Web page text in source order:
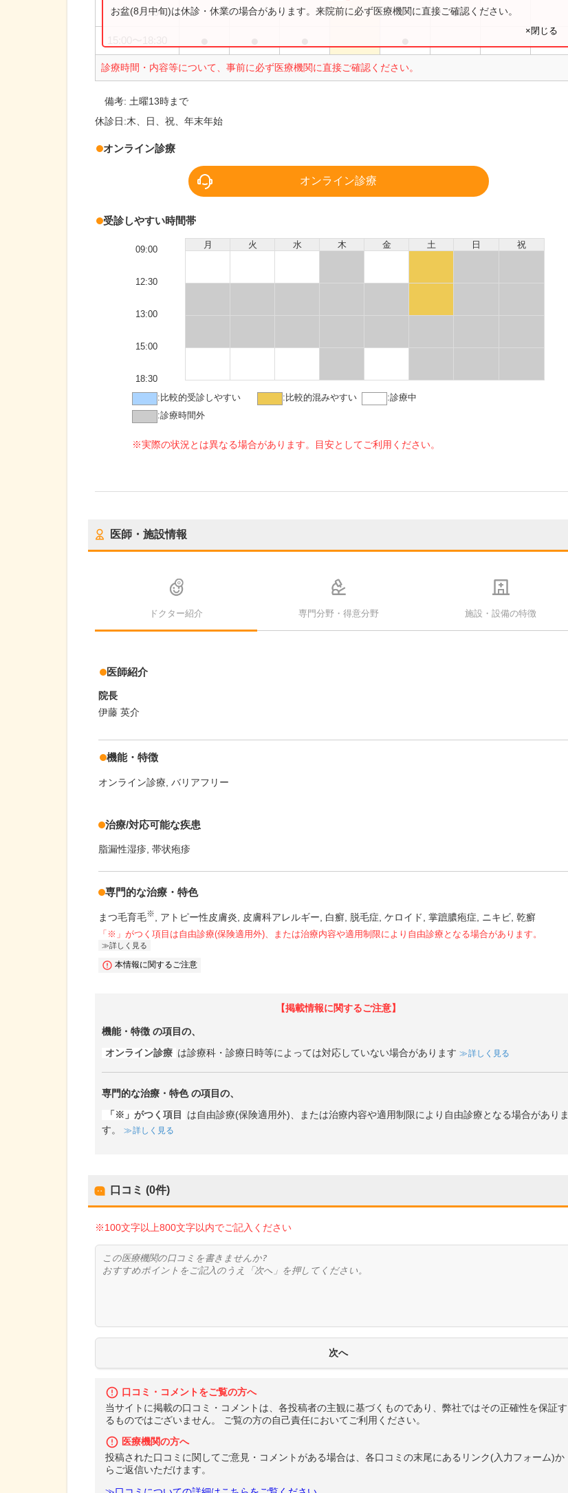
9:00〜13:00 ●
診療時間・内容等について、事前に必ず医療機関に直接ご確認ください。
お盆(8月中旬)は休診・休業の場合があります。来院前に必ず医療機関に直接ご確認ください。
×閉じる
備考: 土曜13時まで
休診日:木、日、祝、年末年始
オンライン診療
オンライン診療
受診しやすい時間帯
月 火 水 木 金 土 日 祝
09:00
12:30
13:00
15:00
18:30
: 比較的受診しやすい : 比較的混みやすい :診療中
:診療時間外
※実際の状況とは異なる場合があります。目安としてご利用ください。
医師・施設情報
ドクター紹介 専門分野・得意分野 施設・設備の特徴
医師紹介
院長
伊藤 英介
機能・特徴
オンライン診療 バリアフリー
治療/対応可能な疾患
脂漏性湿疹 帯状疱疹
専門的な治療・特色
まつ毛育毛※ アトピー性皮膚炎 皮膚科アレルギー 白癬 脱毛症 ケロイド 掌蹠膿疱症 ニキビ 乾癬
「※」がつく項目は自由診療(保険適用外)、または治療内容や適用制限により自由診療となる場合があります。
詳しく見る
本情報に関するご注意
【掲載情報に関するご注意】
機能・特徴 の項目の、
オンライン診療 は診療科・診療日時等によっては対応していない場合があります 詳しく見る
専門的な治療・特色の項目の、
「※」がつく項目
は自由診療(保険適用外)、または治療内容や適用制限により自由診療となる場合がありま
す。
詳しく見る
口コミ (0件)
※100文字以上800文字以内でご記入ください
口コミ・コメントをご覧の方へ
当サイトに掲載の口コミ・コメントは、各投稿者の主観に基づくものであり、弊社ではその正確性を保証す
るものではございません。 ご覧の方の自己責任においてご利用ください。
医療機関の方へ
投稿された口コミに関してご意見・コメントがある場合は、各口コミの末尾にあるリンク(入力フォーム)か
らご返信いただけます。